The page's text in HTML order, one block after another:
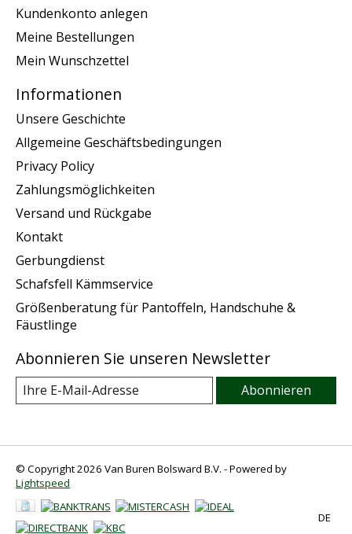
Kundenkonto anlegen
Meine Bestellungen
Mein Wunschzettel
Informationen
Unsere Geschichte
Allgemeine Geschäftsbedingungen
Privacy Policy
Zahlungsmöglichkeiten
Versand und Rückgabe
Kontakt
Gerbungdienst
Schafsfell Kämmservice
Größenberatung für Pantoffeln, Handschuhe &
Fäustlinge
Abonnieren Sie unseren Newsletter
Abonnieren
© Copyright 2026 Van Buren Bolsward B.V. - Powered by
Lightspeed
DE